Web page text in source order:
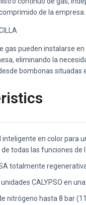
de la empresa.
gas pueden instalarse
eliminando la
bombonas situadas
inteligente en color para
todas las funciones de
totalmente
CALYPSO en una
nitrógeno hasta 8 bar